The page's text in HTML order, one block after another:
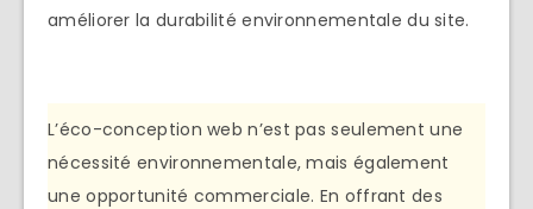
améliorer la durabilité environnementale du site.
L’éco-conception web n’est pas seulement une
nécessité environnementale, mais également
une opportunité commerciale. En offrant des